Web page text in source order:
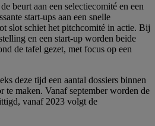
beurt aan een selectiecomité en een
start-ups aan een snelle
slot schiet het pitchcomité in actie. Bij
en een start-up worden beide
de tafel gezet, met focus op een
deze tijd een aantal dossiers binnen
te maken. Vanaf september worden de
vanaf 2023 volgt de